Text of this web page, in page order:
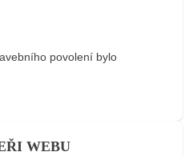
povolení bylo
WEBU